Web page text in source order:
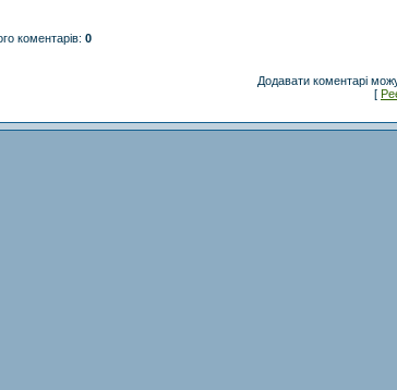
коментарів: 0
Додавати коментарі
[